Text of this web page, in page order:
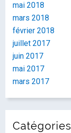
mai 2018
mars 2018
février 2018
juillet 2017
juin 2017
mai 2017
mars 2017
Catégories